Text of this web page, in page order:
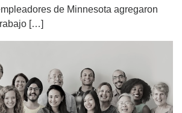
de Minnesota agregaron
[…]